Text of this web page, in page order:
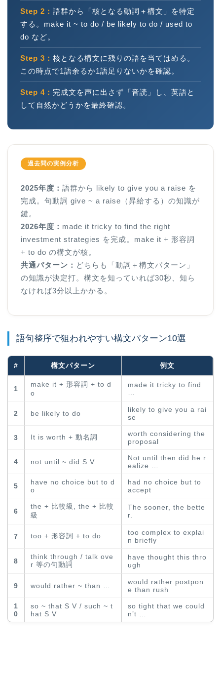
Step 2： 語群から「核となる動詞＋構文」を特定
する。make it ~ to do / be likely to do / used to
do など。
Step 3： 核となる構文に残りの語を当てはめる。
この時点で1語余るか1語足りないかを確認。
Step 4： 完成文を声に出さず「音読」し、英語と
して自然かどうかを最終確認。
過去問の実例分析
2025年度： 語群から likely to give you a raise を
完成。句動詞 give ~ a raise（昇給する）の知識が
鍵。
2026年度： made it tricky to find the right
investment strategies を完成。make it + 形容詞
+ to do の構文が核。
共通パターン： どちらも「動詞＋構文パターン」
の知識が決定打。構文を知っていれば30秒、知ら
なければ3分以上かかる。
語句整序で狙われやすい構文パターン10選
# 構文パターン 例文
1
make it + 形容詞 + to d
o
made it tricky to find
2 be likely to do
likely to give you a rai
se
3 It is worth + 動名詞
worth considering the
proposal
4 not until ~ did S V
Not until then did he r
ealize …
5
have no choice but to d
o
had no choice but to
accept
6
the + 比較級, the + 比較
級
The sooner, the bette
r.
7 too + 形容詞 + to do
too complex to explai
n briefly
8
think through / talk ove
r 等の句動詞
have thought this thro
ugh
9 would rather ~ than …
would rather postpon
e than rush
1
0
so ~ that S V / such ~ t
hat S V
so tight that we could
n’t …